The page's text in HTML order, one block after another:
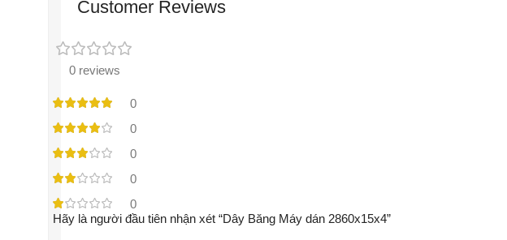
Customer Reviews
0 reviews
0
0
0
0
0
Hãy là người đầu tiên nhận xét “Dây Băng Máy dán 2860x15x4”